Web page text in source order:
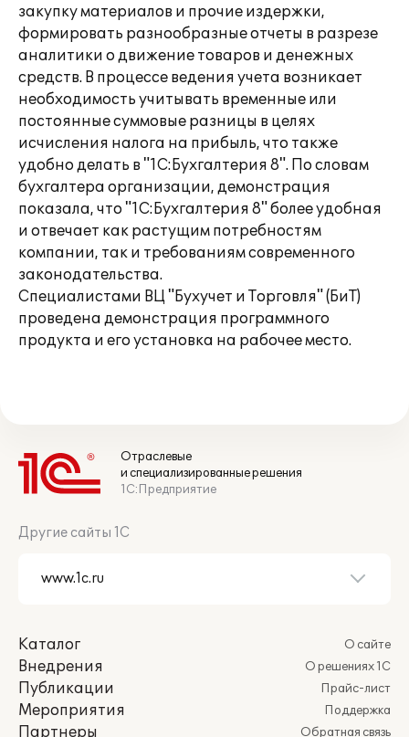
закупку материалов и прочие издержки,
формировать разнообразные отчеты в разрезе
аналитики о движение товаров и денежных
средств. В процессе ведения учета возникает
необходимость учитывать временные или
постоянные суммовые разницы в целях
исчисления налога на прибыль, что также
удобно делать в "1С:Бухгалтерия 8". По словам
бухгалтера организации, демонстрация
показала, что "1С:Бухгалтерия 8" более удобная
и отвечает как растущим потребностям
компании, так и требованиям современного
законодательства.
Специалистами ВЦ "Бухучет и Торговля" (БиТ)
проведена демонстрация программного
продукта и его установка на рабочее место.
Отраслевые
и специализированные решения
1С:Предприятие
Другие сайты 1С
Каталог
Внедрения
Публикации
Мероприятия
Партнеры
О сайте
О решениях 1С
Прайс-лист
Поддержка
Обратная связь